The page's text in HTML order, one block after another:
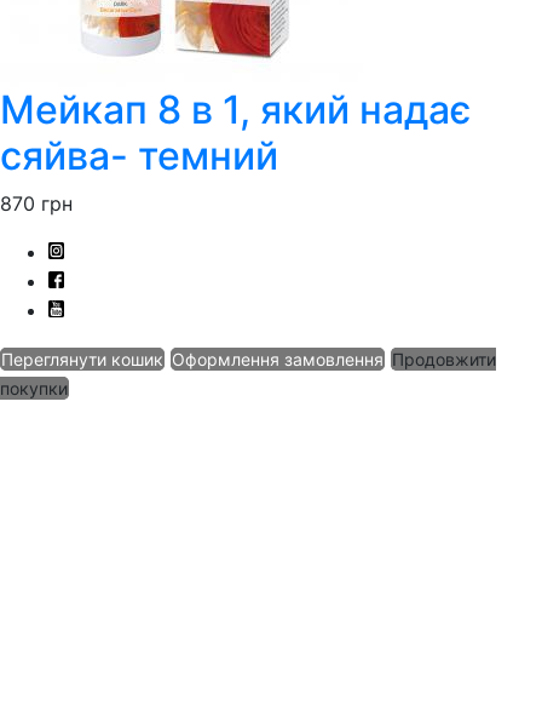
Мейкап 8 в 1, який надає
сяйва- темний
870 грн
Переглянути кошик Оформлення замовлення Продовжити
покупки